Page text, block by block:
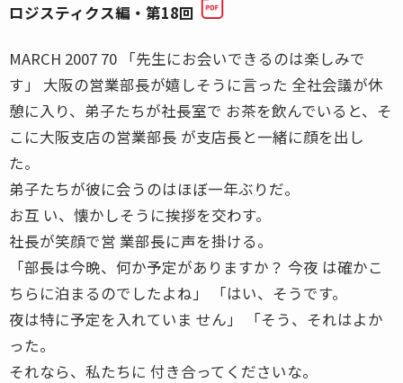
ロジスティクス編・第18回
MARCH 2007 70 「先生にお会いできるのは楽しみで
す」 大阪の営業部長が嬉しそうに言った 全社会議が休
憩に入り、弟子たちが社長室で お茶を飲んでいると、そ
こに大阪支店の営業部長 が支店長と一緒に顔を出し
た。
弟子たちが彼に会うのはほぼ一年ぶりだ。
お互 い、懐かしそうに挨拶を交わす。
社長が笑顔で営 業部長に声を掛ける。
「部長は今晩、何か予定がありますか？ 今夜 は確かこ
ちらに泊まるのでしたよね」 「はい、そうです。
夜は特に予定を入れていま せん」 「そう、それはよか
った。
それなら、私たちに 付き合ってくださいな。